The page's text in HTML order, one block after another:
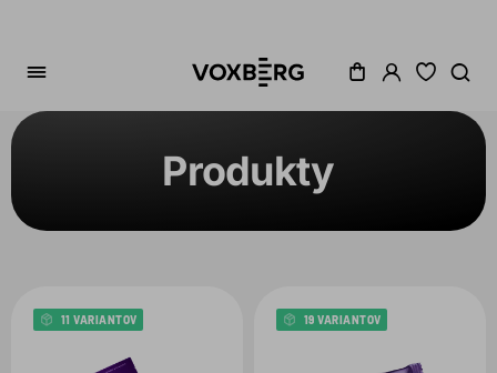
Produkty
11 VARIANTOV 19 VARIANTOV
Cena